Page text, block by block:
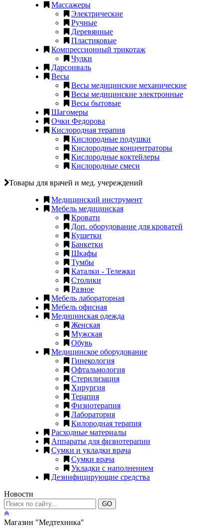
Массажеры
Электрические
Ручные
Деревянные
Пластиковые
Компрессионный трикотаж
Чулки
Дарсонваль
Весы
Весы медицинские механические
Весы медицинские электронные
Весы бытовые
Шагомеры
Очки Федорова
Кислородная терапия
Кислородные подушки
Кислородные концентраторы
Кислородные коктейлеры
Кислородные смеси
Товары для врачей и мед. учереждений
Медицинский инструмент
Мебель медицинская
Кровати
Доп. оборудование для кроватей
Кушетки
Банкетки
Шкафы
Тумбы
Каталки - Тележки
Столики
Разное
Мебель лабораторная
Мебель офисная
Медицинская одежда
Женская
Мужская
Обувь
Медицинское оборудование
Гинекология
Офтальмология
Стерилизация
Хирургия
Терапия
Физиотерапия
Лаборатория
Килородная терапия
Расходные материалы
Аппараты для физиотерапии
Сумки и укладки врача
Сумки врача
Укладки с наполнением
Дезинфицирующие средства
Новости
GO
Магазин "Медтехника"